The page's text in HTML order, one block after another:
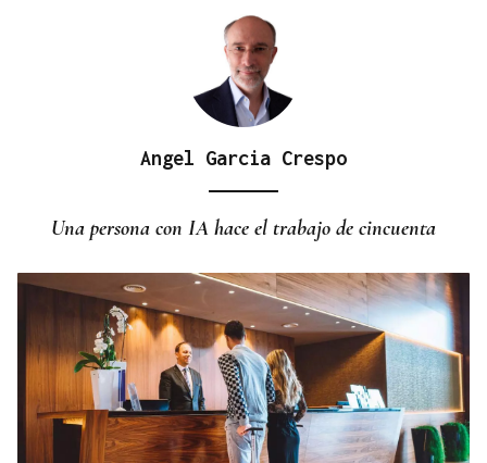
Angel Garcia Crespo
Una persona con IA hace el trabajo de cincuenta